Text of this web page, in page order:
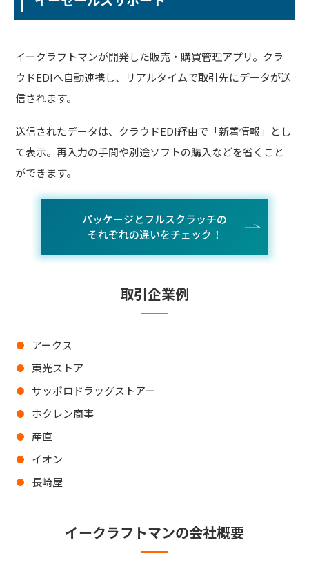
イークラフトマンが開発した販売・購買管理アプリ。クラ
ウドEDIへ自動連携し、リアルタイムで取引先にデータが送
信されます。
送信されたデータは、クラウドEDI経由で「新着情報」とし
て表示。再入力の手間や別途ソフトの購入などを省くこと
ができます。
パッケージとフルスクラッチの
それぞれの違いをチェック！
取引企業例
アークス
東光ストア
サッポロドラッグストアー
ホクレン商事
産直
イオン
長崎屋
イークラフトマンの会社概要